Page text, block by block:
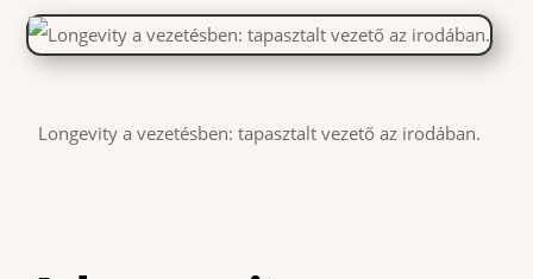
Longevity a vezetésben: tapasztalt vezető az irodában.